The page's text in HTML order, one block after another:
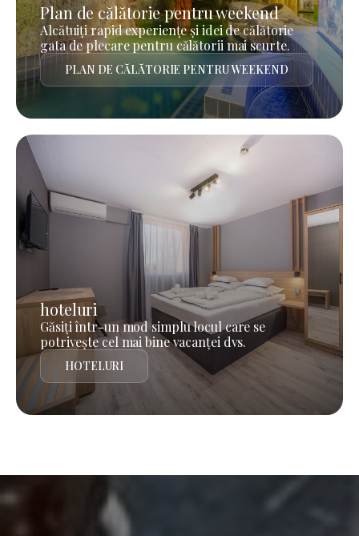
Plan de călătorie pentru weekend
Alcătuiți rapid experiențe și idei de călătorie
gata de plecare pentru călătorii mai scurte.
PLAN DE CĂLĂTORIE PENTRU WEEKEND
hoteluri
Găsiți într-un mod simplu locul care se
potrivește cel mai bine vacanței dvs.
HOTELURI